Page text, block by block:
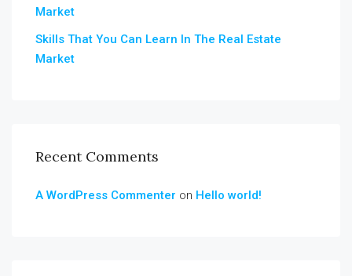
Market
Skills That You Can Learn In The Real Estate
Market
Recent Comments
A WordPress Commenter on Hello world!